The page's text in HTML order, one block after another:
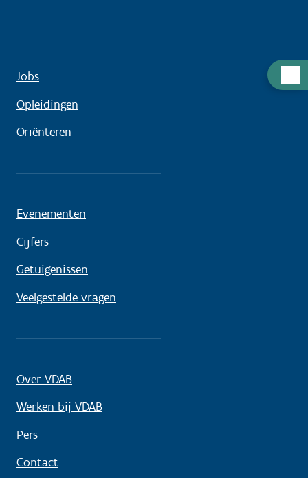
Jobs
Opleidingen
Oriënteren
Evenementen
Cijfers
Getuigenissen
Veelgestelde vragen
Over VDAB
Werken bij VDAB
Pers
Contact